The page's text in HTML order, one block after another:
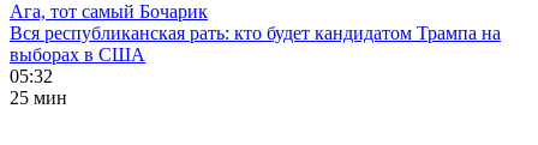
Ага, тот самый Бочарик
Вся республиканская рать: кто будет кандидатом Трампа на
выборах в США
05:32
25 мин